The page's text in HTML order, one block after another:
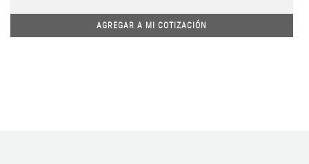
AGREGAR A MI COTIZACIÓN